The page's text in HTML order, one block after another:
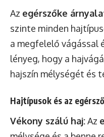
Az egérszőke
szinte minden
a megfelelő vágással
lényeg, hogy a
hajszín mélységét és
Hajtípusok és az
Vékony szálú haj:Az